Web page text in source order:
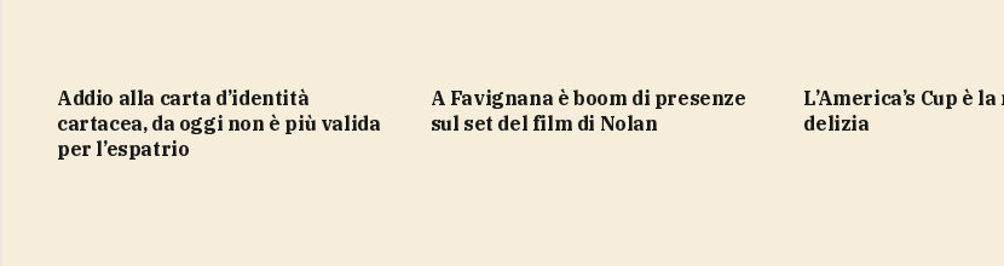
Addio alla carta d’identità
cartacea, da oggi non è più valida
per l’espatrio
a Favignana è boom di presenze
sul set del film di Nolan
L’America’s Cup è la nostra croce e
delizia